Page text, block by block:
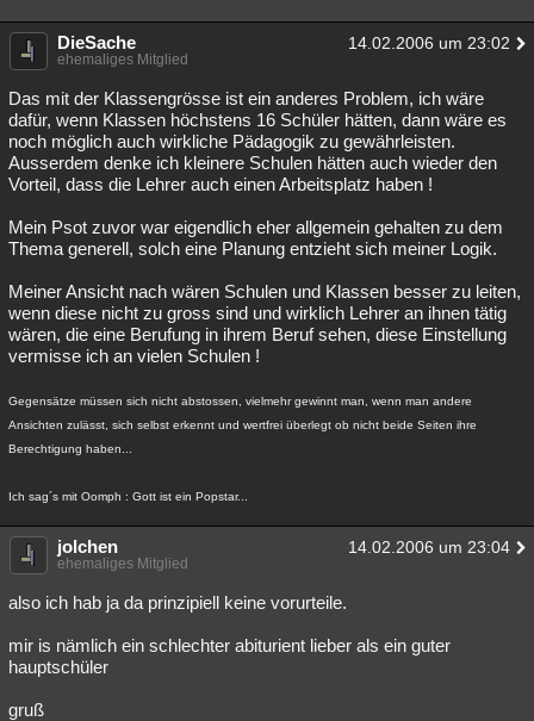
DieSache 14.02.2006 um 23:02
ehemaliges Mitglied
Das mit der Klassengrösse ist ein anderes Problem, ich wäre
dafür, wenn Klassen höchstens 16 Schüler hätten, dann wäre es
noch möglich auch wirkliche Pädagogik zu gewährleisten.
Ausserdem denke ich kleinere Schulen hätten auch wieder den
Vorteil, dass die Lehrer auch einen Arbeitsplatz haben !
Mein Psot zuvor war eigendlich eher allgemein gehalten zu dem
Thema generell, solch eine Planung entzieht sich meiner Logik.
Meiner Ansicht nach wären Schulen und Klassen besser zu leiten,
wenn diese nicht zu gross sind und wirklich Lehrer an ihnen tätig
wären, die eine Berufung in ihrem Beruf sehen, diese Einstellung
vermisse ich an vielen Schulen !
Gegensätze müssen sich nicht abstossen, vielmehr gewinnt man, wenn man andere
Ansichten zulässt, sich selbst erkennt und wertfrei überlegt ob nicht beide Seiten ihre
Berechtigung haben...
Ich sag´s mit Oomph : Gott ist ein Popstar...
jolchen 14.02.2006 um 23:04
ehemaliges Mitglied
also ich hab ja da prinzipiell keine vorurteile.
mir is nämlich ein schlechter abiturient lieber als ein guter
hauptschüler
gruß